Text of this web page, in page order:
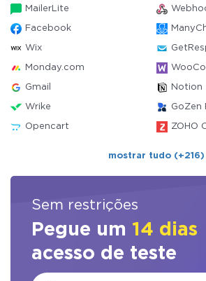
MailerLite
Facebook
Wix
Monday.com
Gmail Notion
Wrike GoZen
Opencart ZOHO
mostrar tudo (+216)
Sem restrições
Pegue um 14 dias
acesso de teste